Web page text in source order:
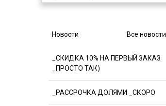
Новости Все новости
_СКИДКА 10% НА ПЕРВЫЙ ЗАКАЗ
_ПРОСТО ТАК)
_РАССРОЧКА ДОЛЯМИ _СКОРО